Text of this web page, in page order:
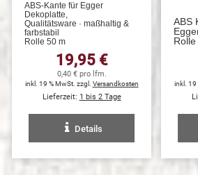
ABS-Kante für Egger
Dekoplatte,
Qualitätsware · maßhaltig &
farbstabil
Rolle 50 m
19,95 €
0,40 € pro lfm.
inkl. 19 % MwSt. zzgl. Versandkosten
Lieferzeit: 1 bis 2 Tage
Details
ABS
inkl. 19